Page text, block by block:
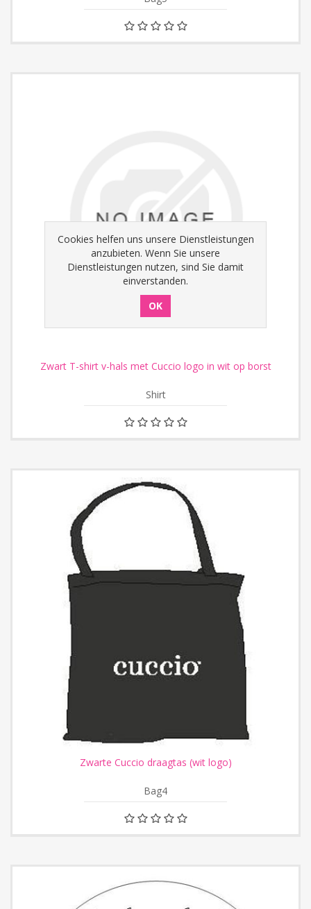
Zwart T-shirt v-hals met Cuccio logo in wit op borst
Shirt
Zwarte Cuccio draagtas (wit logo)
Bag4
Cookies helfen uns unsere Dienstleistungen
anzubieten. Wenn Sie unsere
Dienstleistungen nutzen, sind Sie damit
einverstanden.